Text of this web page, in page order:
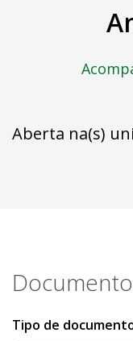
Aberta na(s)
Tipo de